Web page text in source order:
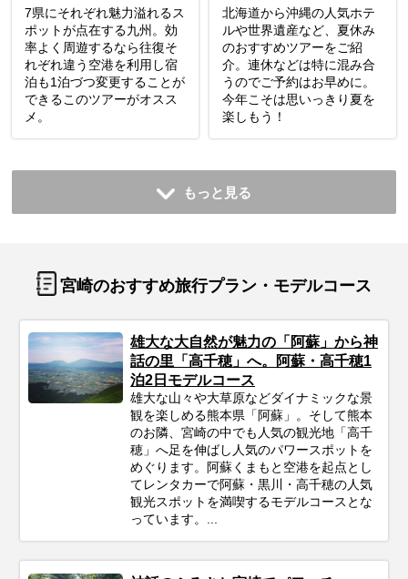
7県にそれぞれ魅力溢れるス
ポットが点在する九州。効
率よく周遊するなら往復そ
れぞれ違う空港を利用し宿
泊も1泊づつ変更することが
できるこのツアーがオスス
メ。
北海道から沖縄の人気ホテ
ルや世界遺産など、夏休み
のおすすめツアーをご紹
介。連休などは特に混み合
うのでご予約はお早めに。
今年こそは思いっきり夏を
楽しもう！
もっと見る
宮崎のおすすめ旅行プラン・モデルコース
雄大な大自然が魅力の「阿蘇」から神
話の里「高千穂」へ。阿蘇・高千穂1
泊2日モデルコース
雄大な山々や大草原などダイナミックな景
観を楽しめる熊本県「阿蘇」。そして熊本
のお隣、宮崎の中でも人気の観光地「高千
穂」へ足を伸ばし人気のパワースポットを
めぐります。阿蘇くまもと空港を起点とし
てレンタカーで阿蘇・黒川・高千穂の人気
観光スポットを満喫するモデルコースとな
っています。...